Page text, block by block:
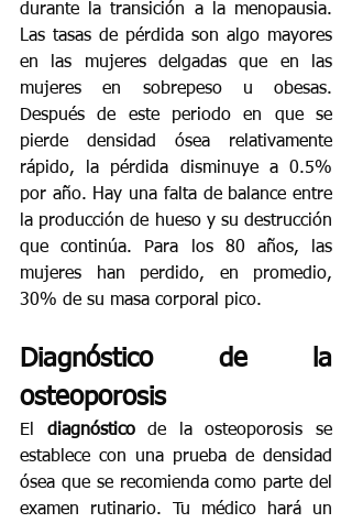
durante la transición a la menopausia.
Las tasas de pérdida son algo mayores
en las mujeres delgadas que en las
mujeres en sobrepeso u obesas.
Después de este periodo en que se
pierde densidad ósea relativamente
rápido, la pérdida disminuye a 0.5%
por año. Hay una falta de balance entre
la producción de hueso y su destrucción
que continúa. Para los 80 años, las
mujeres han perdido, en promedio,
30% de su masa corporal pico.
Diagnóstico de la
osteoporosis
El diagnóstico de la osteoporosis se
establece con una prueba de densidad
ósea que se recomienda como parte del
examen rutinario. Tu médico hará un